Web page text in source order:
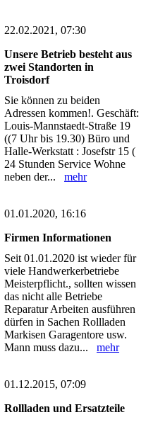
22.02.2021, 07:30
Unsere Betrieb besteht aus
zwei Standorten in
Troisdorf
Sie können zu beiden
Adressen kommen!. Geschäft:
Louis-Mannstaedt-Straße 19
((7 Uhr bis 19.30) Büro und
Halle-Werkstatt : Josefstr 15 (
24 Stunden Service Wohne
neben der...mehr
01.01.2020, 16:16
Firmen Informationen
Seit 01.01.2020 ist wieder für
viele Handwerkerbetriebe
Meisterpflicht., sollten wissen
das nicht alle Betriebe
Reparatur Arbeiten ausführen
dürfen in Sachen Rollladen
Markisen Garagentore usw.
Mann muss dazu...mehr
01.12.2015, 07:09
Rollladen und Ersatzteile